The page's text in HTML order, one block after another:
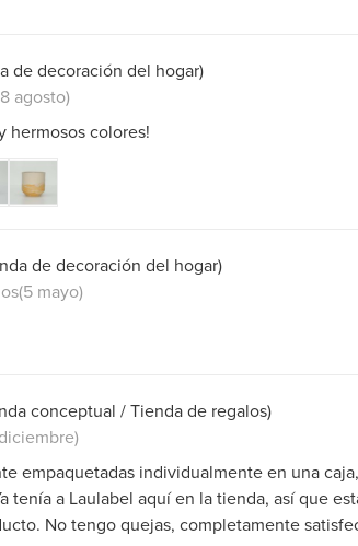
de decoración del hogar)
agosto)
hermosos colores!
de decoración del hogar)
(5 mayo)
conceptual / Tienda de regalos)
empaquetadas individualmente en una
tenía a Laulabel aquí en la tienda, así que
No tengo quejas, completamente